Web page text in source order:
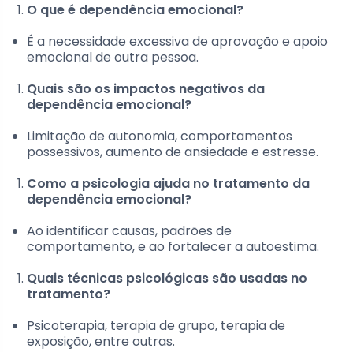
O que é dependência emocional?
É a necessidade excessiva de aprovação e apoio
emocional de outra pessoa.
Quais são os impactos negativos da
dependência emocional?
Limitação de autonomia, comportamentos
possessivos, aumento de ansiedade e estresse.
Como a psicologia ajuda no tratamento da
dependência emocional?
Ao identificar causas, padrões de
comportamento, e ao fortalecer a autoestima.
Quais técnicas psicológicas são usadas no
tratamento?
Psicoterapia, terapia de grupo, terapia de
exposição, entre outras.